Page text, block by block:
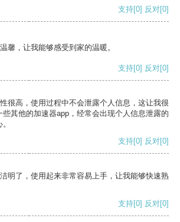
支持[0] 反对[0]
馨，让我能够感受到家的温暖。
支持[0] 反对[0]
很高，使用过程中不会泄露个人信息，这让我很
其他的加速器app，经常会出现个人信息泄露的
支持[0] 反对[0]
明了，使用起来非常容易上手，让我能够快速熟
支持[0] 反对[0]